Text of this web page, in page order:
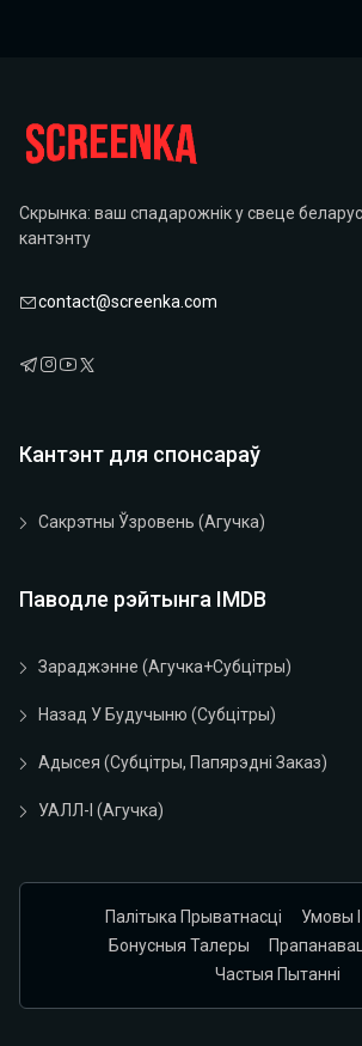
Скрынка: ваш спадарожнік у свеце
кантэнту
contact@screenka.com
Кантэнт для спонсараў
Сакрэтны Ўзровень (агучка)
Паводле рэйтынга IMDB
Зараджэнне (агучка+субцітры)
Назад У Будучыню (субцітры)
Адысея (субцітры, Папярэдні Заказ)
УАЛЛ-І (агучка)
Палітыка Прыватнасці
Умовы
Бонусныя Талеры
Частыя Пытанні